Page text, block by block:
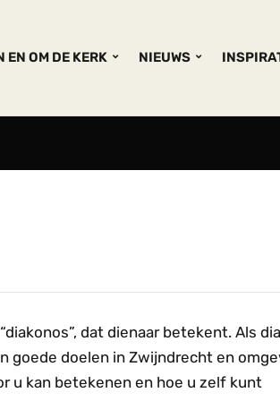
EN OM DE KERK NIEUWS
dat dienaar betekent. Als
goede doelen in Zwijndrecht en
u kan betekenen en hoe u zelf kunt